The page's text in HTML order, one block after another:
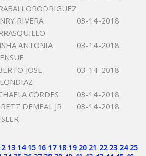
RIVERA
03-14-2018
ANTONIA
03-14-2018
JOSE
03-14-2018
CORDES
03-14-2018
DEMEAL JR
03-14-2018
13 14 15 16 17 18 19 20 21 22 23 24 25